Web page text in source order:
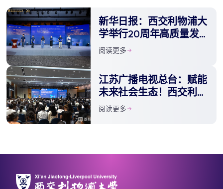
新华日报：西交利物浦大
学举行20周年高质量发
展大会 发布新十年发展
阅读更多
江苏广播电视总台：赋能
未来社会生态！西交利物
浦大学发布新十年战略
阅读更多